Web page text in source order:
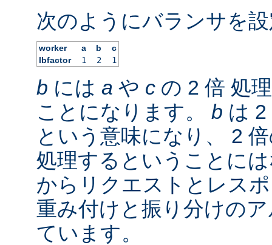
次のようにバランサを
worker a b
c
lbfactor
1 2 1
b には a や c の 2 倍 処
ことになります。 b は
という意味になり、 2
処理するということに
からリクエストとレス
重み付けと振り分けの
ています。